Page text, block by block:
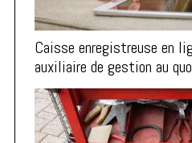
Caisse enregistreuse en
auxiliaire de gestion au